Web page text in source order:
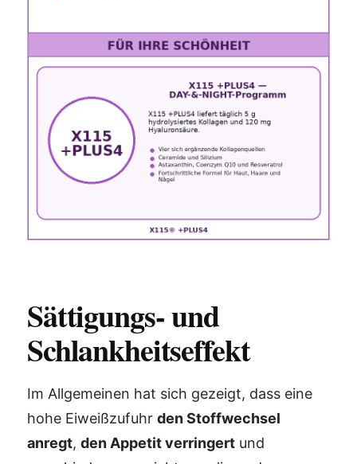
Sättigungs- und
Schlankheitseffekt
Im Allgemeinen hat sich gezeigt, dass eine
hohe Eiweißzufuhr den Stoffwechsel
anregt, den Appetit verringert und